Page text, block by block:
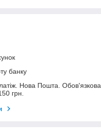
банку
Нова Пошта. Обов'язкова
грн.